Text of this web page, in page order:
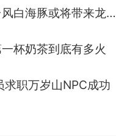
上海：台风白海豚或将带来龙卷风
杯奶茶到底有多火
求职万岁山NPC成功